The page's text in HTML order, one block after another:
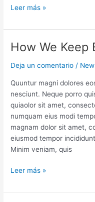
Leer más »
How We
Deja un comentario /
Quuntur magni dolores
nesciunt. Neque porro
quiaolor sit amet,
numquam eius modi
magnam dolor sit amet,
eiusmod tempor
Minim veniam, quis
How
Keep
Leer más »